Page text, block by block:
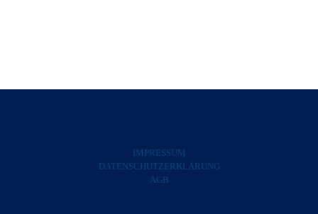
IMPRESSUM
DATENSCHUTZERKLÄRUNG
AGB